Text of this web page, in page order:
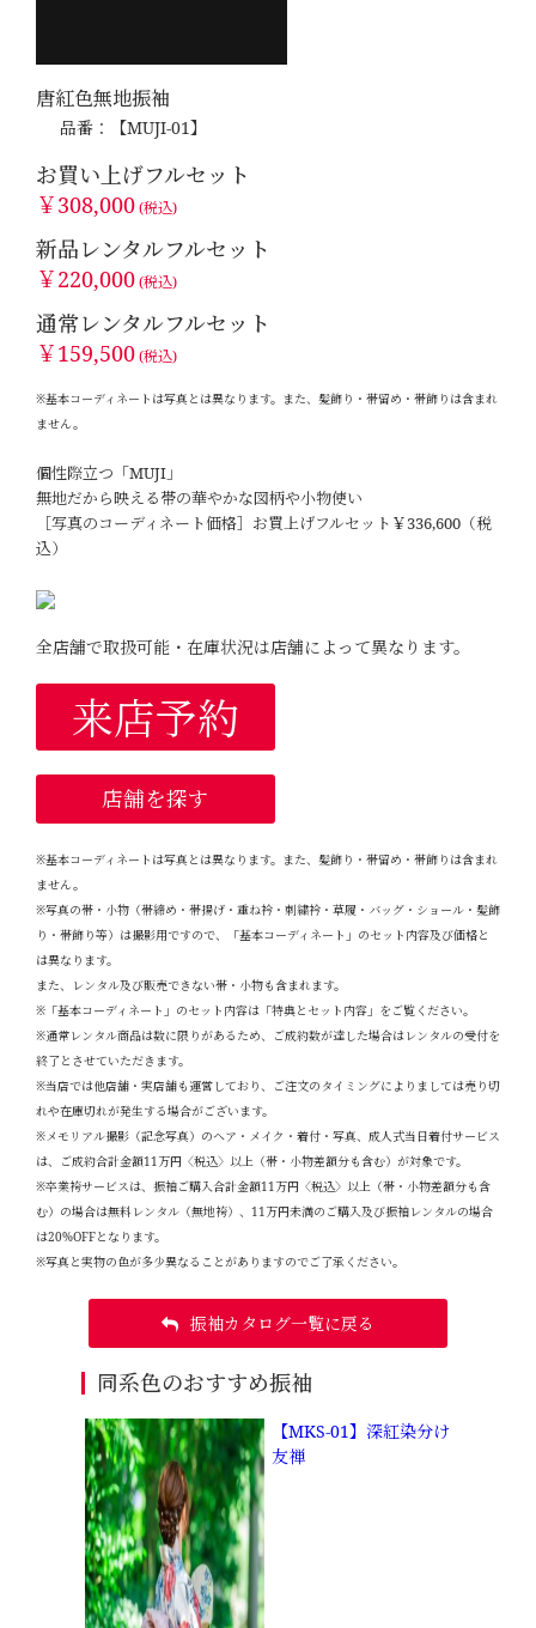
唐紅色無地振袖
品番：【MUJI-01】
お買い上げフルセット
￥308,000(税込)
新品レンタルフルセット
￥220,000(税込)
通常レンタルフルセット
￥159,500(税込)
※基本コーディネートは写真とは異なります。また、髪飾り・帯留め・帯飾りは含まれ
ません。
個性際立つ「MUJI」
無地だから映える帯の華やかな図柄や小物使い
［写真のコーディネート価格］お買上げフルセット￥336,600（税
込）
全店舗で取扱可能・在庫状況は店舗によって異なります。
来店予約
店舗を探す
※基本コーディネートは写真とは異なります。また、髪飾り・帯留め・帯飾りは含まれ
ません。
※写真の帯・小物（帯締め・帯揚げ・重ね衿・刺繍衿・草履・バッグ・ショール・髪飾
り・帯飾り等）は撮影用ですので、「基本コーディネート」のセット内容及び価格と
は異なります。
また、レンタル及び販売できない帯・小物も含まれます。
※「基本コーディネート」のセット内容は「特典とセット内容」をご覧ください。
※通常レンタル商品は数に限りがあるため、ご成約数が達した場合はレンタルの受付を
終了とさせていただきます。
※当店では他店舗・実店舗も運営しており、ご注文のタイミングによりましては売り切
れや在庫切れが発生する場合がございます。
※メモリアル撮影（記念写真）のヘア・メイク・着付・写真、成人式当日着付サービス
は、ご成約合計金額11万円〈税込〉以上（帯・小物差額分も含む）が対象です。
※卒業袴サービスは、振袖ご購入合計金額11万円〈税込〉以上（帯・小物差額分も含
む）の場合は無料レンタル（無地袴）、11万円未満のご購入及び振袖レンタルの場合
は20%OFFとなります。
※写真と実物の色が多少異なることがありますのでご了承ください。
振袖カタログ一覧に戻る
同系色のおすすめ振袖
【MKS-01】深紅染分け
友禅